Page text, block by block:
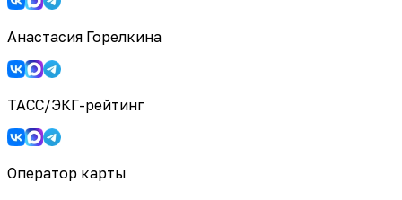
Анастасия Горелкина
ТАСС/ЭКГ-рейтинг
Оператор карты